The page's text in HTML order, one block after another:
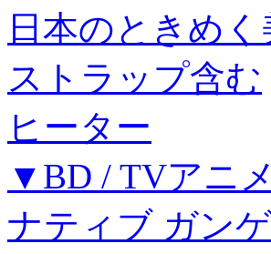
日本のときめ
ストラップ含む
ヒーター
▼BD / TVアニ
ナティブ ガン